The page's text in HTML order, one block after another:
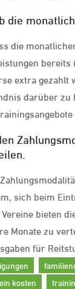
die
die
extra gezahlt
darüber
sich beim
bieten
Monate zu
für
kosten